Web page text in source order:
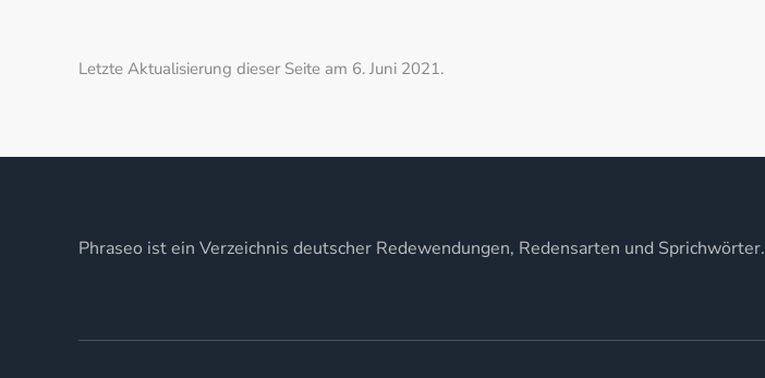
Letzte Aktualisierung dieser Seite am 6. Juni 2021.
Phraseo ist ein Verzeichnis deutscher Redewendungen, Redensarten und Sprichwörter.